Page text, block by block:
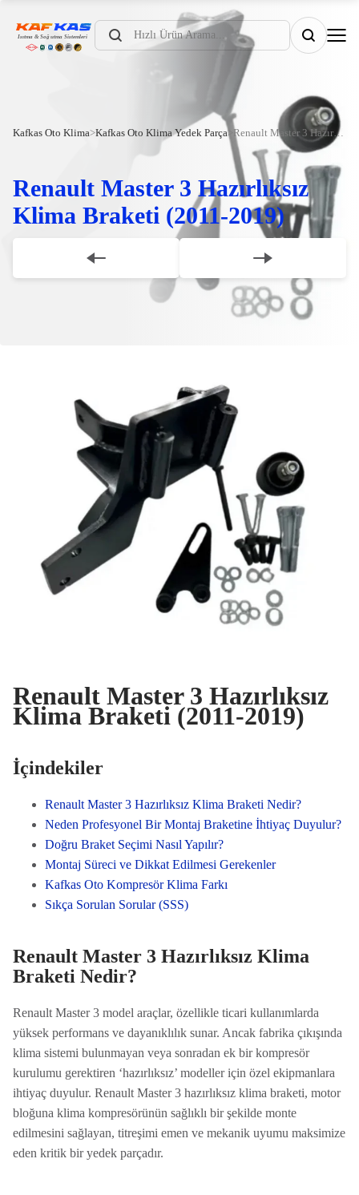
Products
search
Kafkas Oto Klima>Kafkas Oto Klima Yedek Parça> Renault Master 3 Hazırlıksız Klima Braketi (2011-2019)
Renault Master 3 Hazırlıksız
Klima Braketi (2011-2019)
Renault Master 3 Hazırlıksız
Klima Braketi (2011-2019)
İçindekiler
Renault Master 3 Hazırlıksız Klima Braketi Nedir?
Neden Profesyonel Bir Montaj Braketine İhtiyaç Duyulur?
Doğru Braket Seçimi Nasıl Yapılır?
Montaj Süreci ve Dikkat Edilmesi Gerekenler
Kafkas Oto Kompresör Klima Farkı
Sıkça Sorulan Sorular (SSS)
Renault Master 3 Hazırlıksız Klima
Braketi Nedir?
Renault Master 3 model araçlar, özellikle ticari kullanımlarda
yüksek performans ve dayanıklılık sunar. Ancak fabrika çıkışında
klima sistemi bulunmayan veya sonradan ek bir kompresör
kurulumu gerektiren ‘hazırlıksız’ modeller için özel ekipmanlara
ihtiyaç duyulur. Renault Master 3 hazırlıksız klima braketi, motor
bloğuna klima kompresörünün sağlıklı bir şekilde monte
edilmesini sağlayan, titreşimi emen ve mekanik uyumu maksimize
eden kritik bir yedek parçadır.